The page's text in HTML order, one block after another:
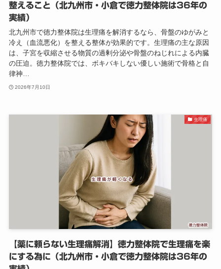
整えること（北九州市・小倉で徳力整体院は36年の
実績）
北九州市で徳力整体院は生理痛を解消するなら、骨盤のゆがみと
冷え（血流悪化）を整える整体が効果的です。生理痛の主な原因
は、子宮を収縮させる物質の過剰分泌や骨盤のねじれによる内臓
の圧迫。徳力整体院では、ボキバキしない優しい施術で骨格と自
律神…
2026年7月10日
生理痛
【薬に頼らない生理痛解消】徳力整体院で生理痛を楽
にする為に（北九州市・小倉で徳力整体院は36年の